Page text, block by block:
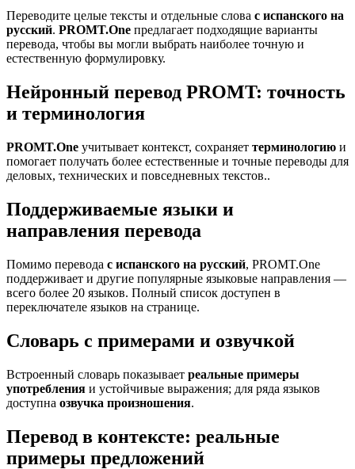
Переводите целые тексты и отдельные слова с испанского на
русский. PROMT.One предлагает подходящие варианты
перевода, чтобы вы могли выбрать наиболее точную и
естественную формулировку.
Нейронный перевод PROMT: точность
и терминология
PROMT.One учитывает контекст, сохраняет терминологию и
помогает получать более естественные и точные переводы для
деловых, технических и повседневных текстов..
Поддерживаемые языки и
направления перевода
Помимо перевода с испанского на русский, PROMT.One
поддерживает и другие популярные языковые направления —
всего более 20 языков. Полный список доступен в
переключателе языков на странице.
Словарь с примерами и озвучкой
Встроенный словарь показывает реальные примеры
употребления и устойчивые выражения; для ряда языков
доступна озвучка произношения.
Перевод в контексте: реальные
примеры предложений